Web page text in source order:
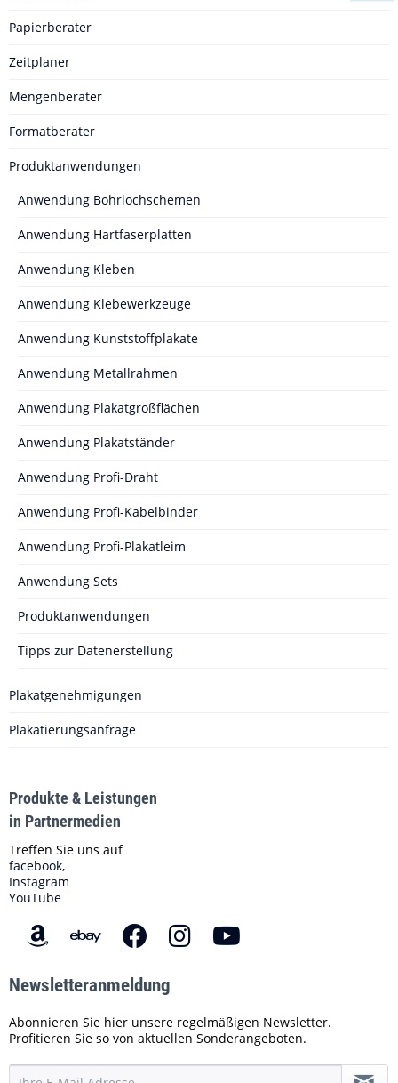
Papierberater
Zeitplaner
Mengenberater
Formatberater
Produktanwendungen
Anwendung Bohrlochschemen
Anwendung Hartfaserplatten
Anwendung Kleben
Anwendung Klebewerkzeuge
Anwendung Kunststoffplakate
Anwendung Metallrahmen
Anwendung Plakatgroßflächen
Anwendung Plakatständer
Anwendung Profi-Draht
Anwendung Profi-Kabelbinder
Anwendung Profi-Plakatleim
Anwendung Sets
Produktanwendungen
Tipps zur Datenerstellung
Plakatgenehmigungen
Plakatierungsanfrage
Produkte & Leistungen
in Partnermedien
Treffen Sie uns auf
facebook,
Instagram
YouTube
Newsletteranmeldung
Abonnieren Sie hier unsere regelmäßigen Newsletter.
Profitieren Sie so von aktuellen Sonderangeboten.